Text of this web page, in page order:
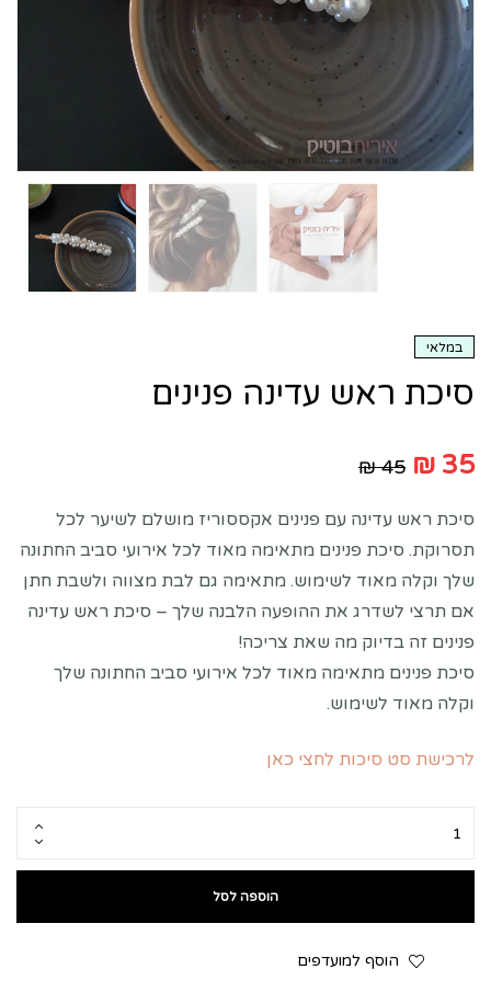
במלאי
סיכת ראש עדינה פנינים
₪45 ₪ 35
סיכת ראש עדינה עם פנינים אקססוריז מושלם לשיער לכל
תסרוקת. סיכת פנינים מתאימה מאוד לכל אירועי סביב החתונה
שלך וקלה מאוד לשימוש. מתאימה גם לבת מצווה ולשבת חתן
אם תרצי לשדרג את ההופעה הלבנה שלך – סיכת ראש עדינה
פנינים זה בדיוק מה שאת צריכה!
סיכת פנינים מתאימה מאוד לכל אירועי סביב החתונה שלך
וקלה מאוד לשימוש.
לרכישת סט סיכות לחצי כאן
הוספה לסל
הוסף למועדפים